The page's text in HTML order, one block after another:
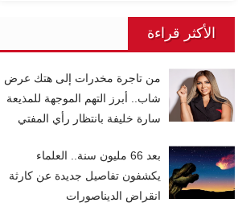
الأكثر قراءة
من تاجرة مخدرات إلى هتك عرض
شاب.. أبرز التهم الموجهة للمذيعة
سارة خليفة بانتظار رأي المفتي
بعد 66 مليون سنة.. العلماء
يكشفون تفاصيل جديدة عن كارثة
انقراض الديناصورات